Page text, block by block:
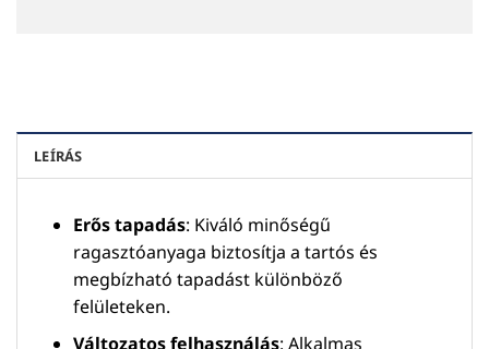
LEÍRÁS
Erős tapadás: Kiváló minőségű
ragasztóanyaga biztosítja a tartós és
megbízható tapadást különböző
felületeken.
Változatos felhasználás: Alkalmas